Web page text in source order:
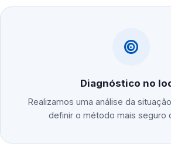
Diagnóstico no
Realizamos uma análise da
definir o método mais seguro